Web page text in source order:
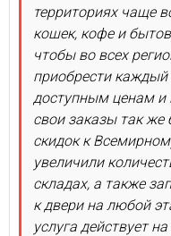
территориях чаще
кошек, кофе и
чтобы во всех
приобрести каждый
доступным ценам и
свои заказы так же
скидок к
увеличили
складах, а также
к двери на любой
услуга действует